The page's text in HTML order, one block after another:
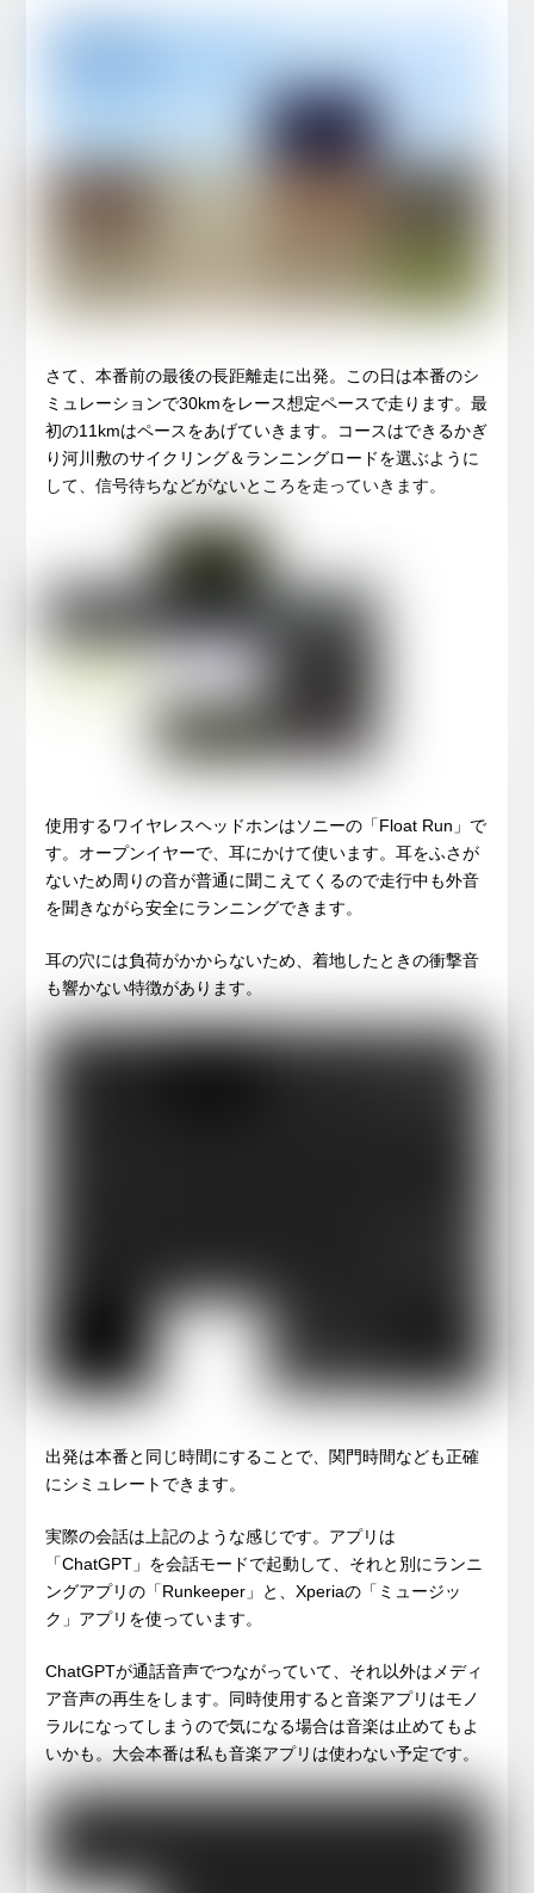
さて、本番前の最後の長距離走に出発。この日は本番のシ
ミュレーションで30kmをレース想定ペースで走ります。最
初の11kmはペースをあげていきます。コースはできるかぎ
り河川敷のサイクリング＆ランニングロードを選ぶように
して、信号待ちなどがないところを走っていきます。
使用するワイヤレスヘッドホンはソニーの「Float Run」で
す。オープンイヤーで、耳にかけて使います。耳をふさが
ないため周りの音が普通に聞こえてくるので走行中も外音
を聞きながら安全にランニングできます。
耳の穴には負荷がかからないため、着地したときの衝撃音
も響かない特徴があります。
出発は本番と同じ時間にすることで、関門時間なども正確
にシミュレートできます。
実際の会話は上記のような感じです。アプリは
「ChatGPT」を会話モードで起動して、それと別にランニ
ングアプリの「Runkeeper」と、Xperiaの「ミュージッ
ク」アプリを使っています。
ChatGPTが通話音声でつながっていて、それ以外はメディ
ア音声の再生をします。同時使用すると音楽アプリはモノ
ラルになってしまうので気になる場合は音楽は止めてもよ
いかも。大会本番は私も音楽アプリは使わない予定です。